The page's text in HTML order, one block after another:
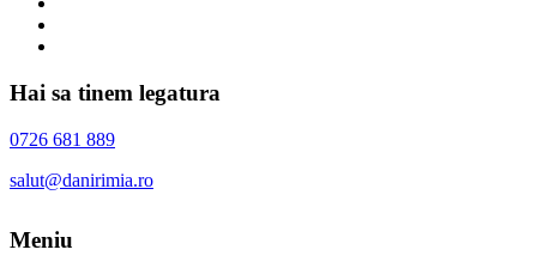
Hai sa tinem legatura
0726 681 889
salut@danirimia.ro
Meniu